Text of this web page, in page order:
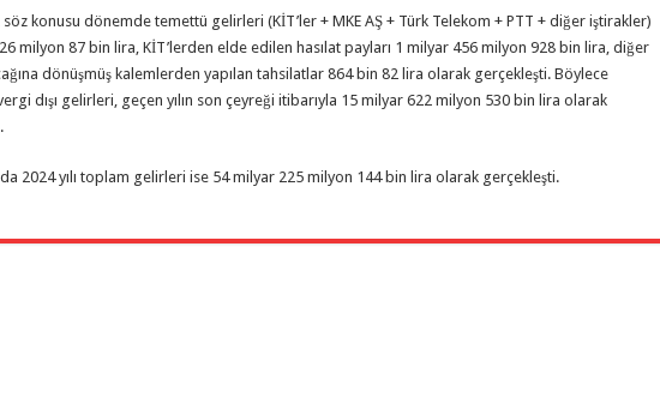
konusu dönemde temettü gelirleri (KİT’ler + MKE AŞ + Türk Telekom + PTT + diğer iştirakler)
milyon 87 bin lira, KİT’lerden elde edilen hasılat payları 1 milyar 456 milyon 928 bin lira, diğer
dönüşmüş kalemlerden yapılan tahsilatlar 864 bin 82 lira olarak gerçekleşti. Böylece
dışı gelirleri, geçen yılın son çeyreği itibarıyla 15 milyar 622 milyon 530 bin lira olarak
2024 yılı toplam gelirleri ise 54 milyar 225 milyon 144 bin lira olarak gerçekleşti.